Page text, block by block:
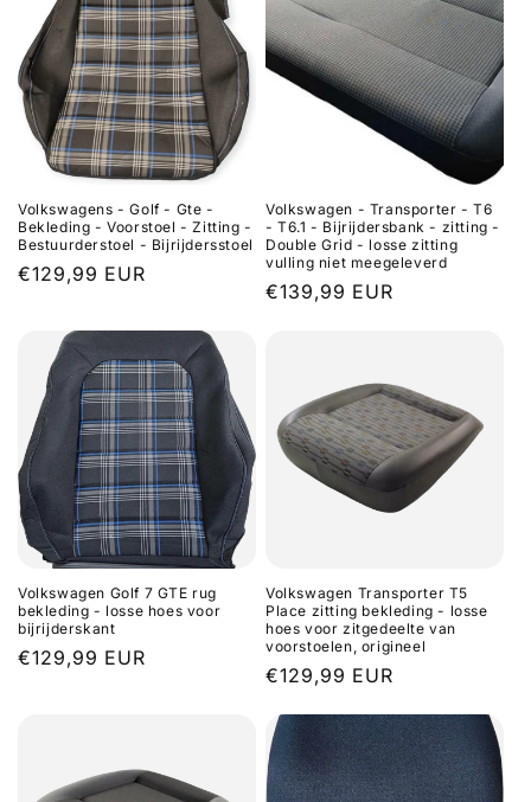
Volkswagens - Golf - Gte -
Bekleding - Voorstoel - Zitting -
Bestuurderstoel - Bijrijdersstoel
Normale
€129,99 EUR
Volkswagen - Transporter - T6
- T6.1 - Bijrijdersbank - zitting -
Double Grid - losse zitting
vulling niet meegeleverd
Normale
€139,99 EUR
Volkswagen Golf 7 GTE rug
bekleding - losse hoes voor
bijrijderskant
Normale
€129,99 EUR
Volkswagen Transporter T5
Place zitting bekleding - losse
hoes voor zitgedeelte van
voorstoelen, origineel
Normale
€129,99 EUR